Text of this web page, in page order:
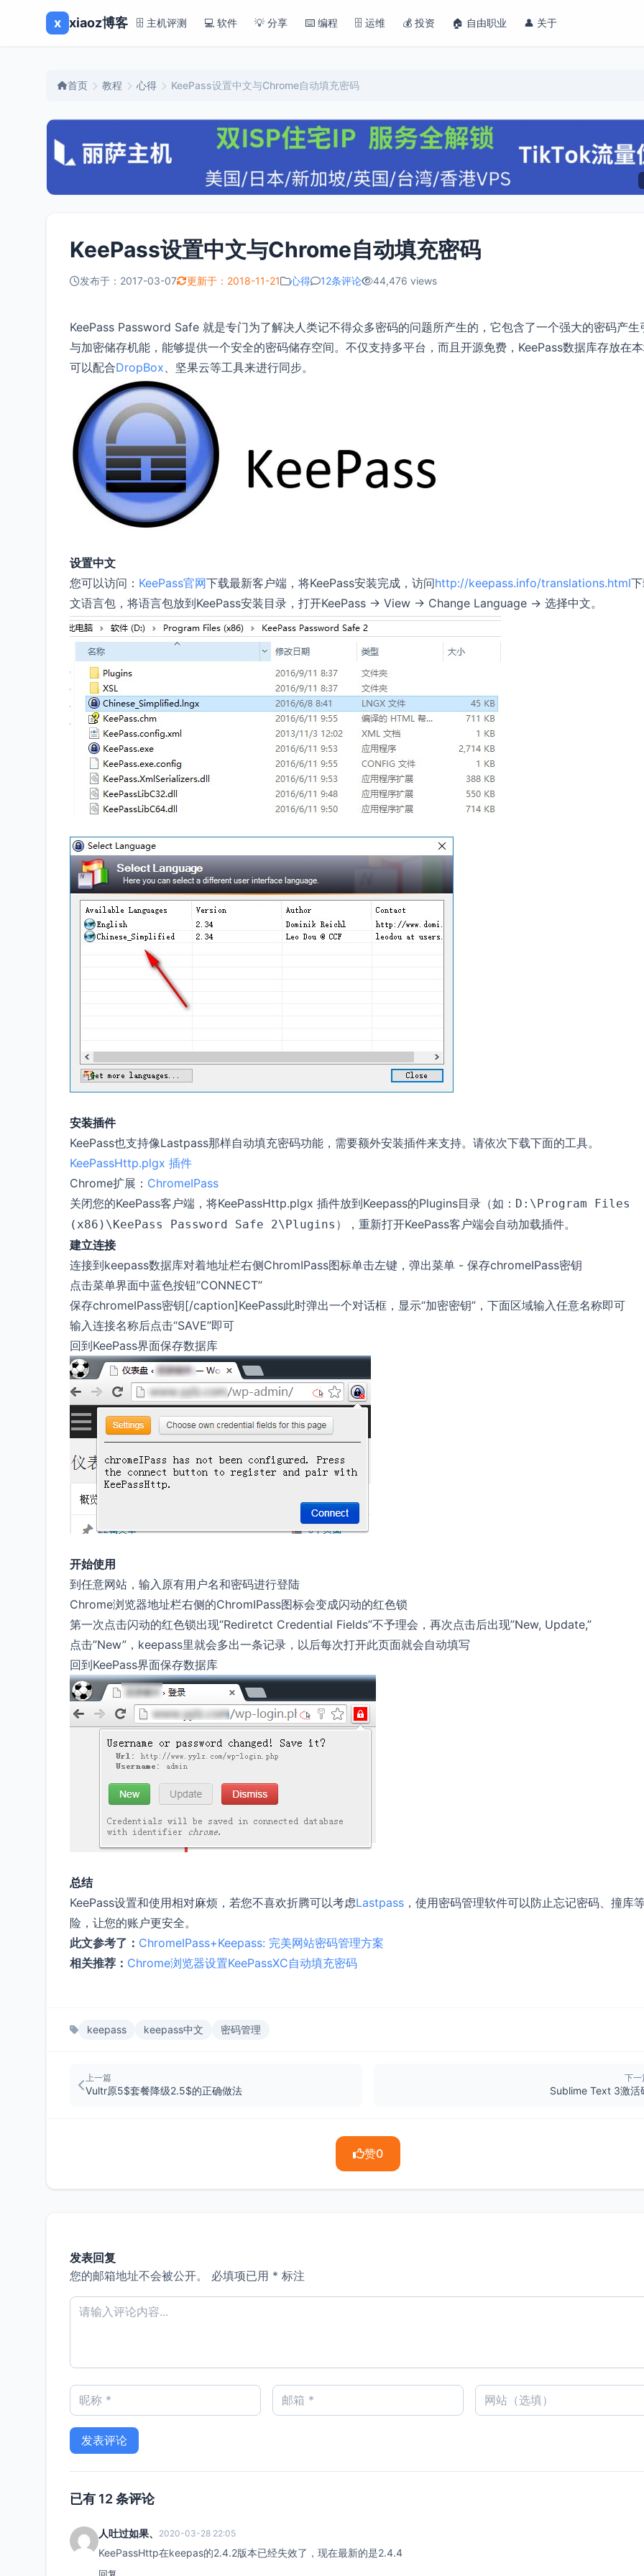
x xiaoz博客 🗄️ 主机评测 💻 软件 💡 分享 ⌨️ 编程 🗄️ 运维 💰 投资 🏠 自由职业 👤 关于
首页 教程 心得 KeePass设置中文与Chrome自动填充密码
KeePass设置中文与Chrome自动填充密码
发布于：2017-03-07 更新于：2018-11-21 心得 12条评论 44,476 views
KeePass Password Safe 就是专门为了解决人类记不得众多密码的问题所产生的，它包含了一个强大的密码产生
与加密储存机能，能够提供一个安全的密码储存空间。不仅支持多平台，而且开源免费，KeePass数据库存放在
可以配合DropBox 、坚果云等工具来进行同步。
设置中文
您可以访问： KeePass官网下载最新客户端，将KeePass安装完成，访问http://keepass.info/translations.html
文语言包，将语言包放到KeePass安装目录，打开KeePass -> View -> Change Language -> 选择中文。
安装插件
KeePass也支持像Lastpass那样自动填充密码功能，需要额外安装插件来支持。请依次下载下面的工具。
KeePassHttp.plgx 插件
Chrome扩展： ChromeIPass
关闭您的KeePass客户端，将KeePassHttp.plgx 插件放到Keepass的Plugins目录（如： D:\Program Files
(x86)\KeePass Password Safe 2\Plugins ），重新打开KeePass客户端会自动加载插件。
建立连接
连接到keepass数据库对着地址栏右侧ChromIPass图标单击左键，弹出菜单 - 保存chromeIPass密钥
点击菜单界面中蓝色按钮”CONNECT”
保存chromeIPass密钥[/caption]KeePass此时弹出一个对话框，显示“加密密钥”，下面区域输入任意名称即可
输入连接名称后点击“SAVE”即可
回到KeePass界面保存数据库
开始使用
到任意网站，输入原有用户名和密码进行登陆
Chrome浏览器地址栏右侧的ChromIPass图标会变成闪动的红色锁
第一次点击闪动的红色锁出现“Rediretct Credential Fields”不予理会，再次点击后出现”New, Update,”
点击”New”，keepass里就会多出一条记录，以后每次打开此页面就会自动填写
回到KeePass界面保存数据库
总结
KeePass设置和使用相对麻烦，若您不喜欢折腾可以考虑Lastpass ，使用密码管理软件可以防止忘记密码、撞库
险，让您的账户更安全。
此文参考了： ChromeIPass+Keepass: 完美网站密码管理方案
相关推荐： Chrome浏览器设置KeePassXC自动填充密码
keepass keepass中文 密码管理
上一篇
Vultr原5$套餐降级2.5$的正确做法
下一
Sublime Text 3激活
赞0
发表回复
您的邮箱地址不会被公开。
必填项已用 * 标注
已有 12 条评论
人吐过如果、 2020-03-28 22:05
KeePassHttp在keepas的2.4.2版本已经失效了，现在最新的是2.4.4
回复